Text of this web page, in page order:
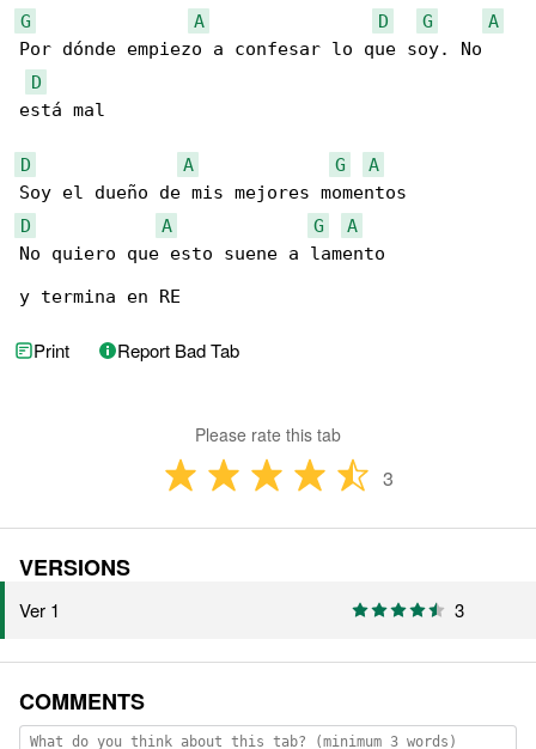
G
A D G
A
Por dónde empiezo a confesar lo que soy. No
D
está mal
D A G
A
D
A G
A
No quiero que esto suene a lamento
y termina en RE
Print Report Bad Tab
Please rate this tab
3
VERSIONS
Ver 1 3
COMMENTS